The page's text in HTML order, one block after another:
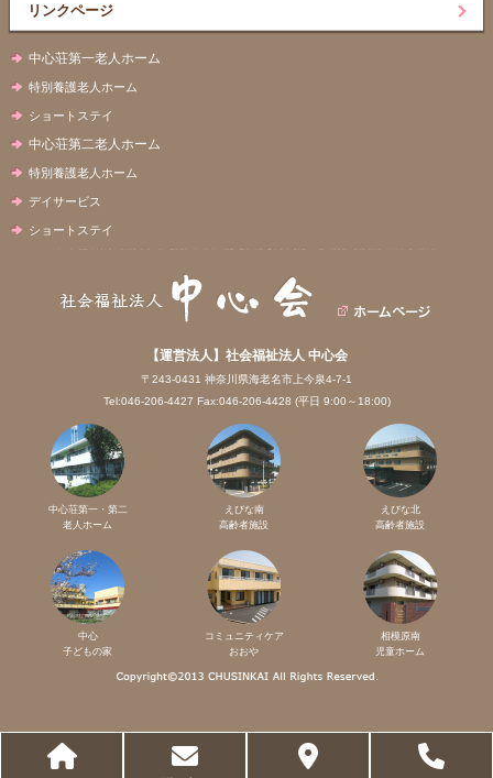
リンクページ
中心荘第一老人ホーム
特別養護老人ホーム
ショートステイ
中心荘第二老人ホーム
特別養護老人ホーム
デイサービス
ショートステイ
【運営法人】社会福祉法人 中心会
〒243-0431 神奈川県海老名市上今泉4-7-1
Tel:046-206-4427 Fax:046-206-4428 (平日 9:00～18:00)
中心荘第一・第二
老人ホーム
えびな南
高齢者施設
えびな北
高齢者施設
中心
子どもの家
コミュニティケア
おおや
相模原南
児童ホーム